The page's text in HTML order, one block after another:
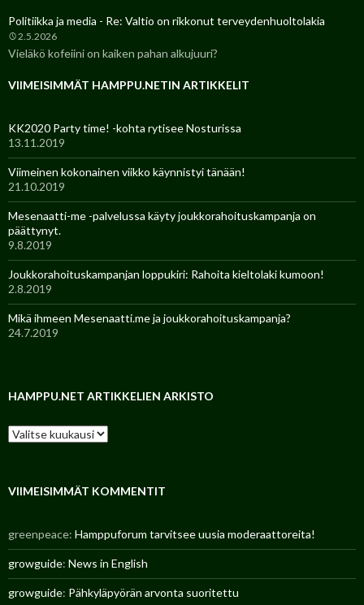
Politiikka ja media - Re: Valtio on rikkonut terveydenhuoltolakia
2.5.2026
Vieläkö kofeiini on kaiken pahan alkujuuri?
VIIMEISIMMÄT HAMPPU.NETIN ARTIKKELIT
KK2020 Party time! -kohta rytisee Nosturissa
13.11.2019
Viimeinen kokonainen viikko käynnistyi tänään!
21.10.2019
Mesenaatti-me -palvelussa käyty joukkorahoituskampanja on
päättynyt.
9.8.2019
Joukkorahoituskampanjan loppukiri: Rahoita kieltolaki kumoon!
2.8.2019
Mikä ihmeen Mesenaatti.me ja joukkorahoituskampanja?
24.7.2019
HAMPPU.NET ARTIKKELIEN ARKISTO
H
a
p
n
e
t
a
r
VIIMEISIMMÄT KOMMENTIT
greenpeace: Hamppuforum tarvitsee uusia moderaattoreita!
growguide: News in English
growguide: Pähkyläpyörän arvonta suoritettu